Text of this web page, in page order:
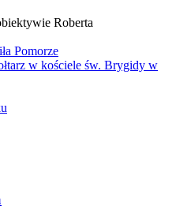
Roberta
Pomorze
w kościele św. Brygidy w